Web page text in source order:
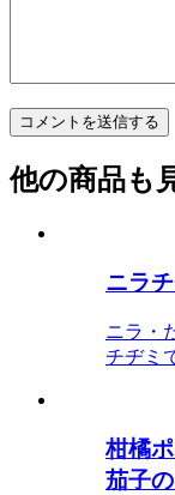
他の商品も
ニラ
ニラ・
チヂミ
柑橘
茄子